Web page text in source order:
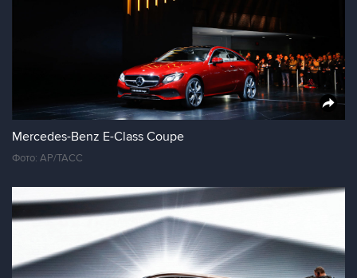
Mercedes-Benz E-Class Coupe
Фото: AP/ТАСС